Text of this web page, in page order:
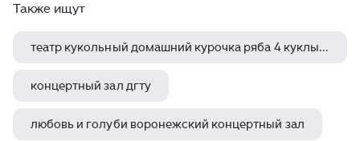
Также ищут
театр кукольный домашний курочка ряба 4 куклы перчатки десятое королевство
концертный зал дгту
любовь и голуби воронежский концертный зал